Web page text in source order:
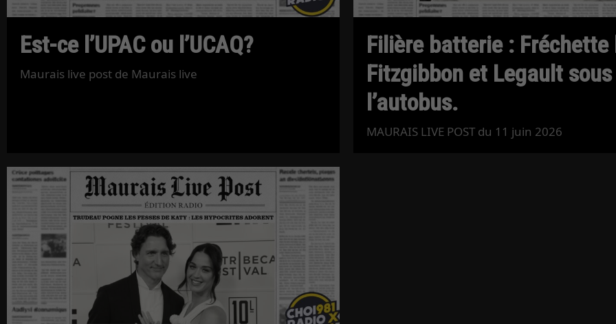
Est-ce l’UPAC ou l’UCAQ?
Maurais live post de Maurais live
Filière batterie : Fréchette
Fitzgibbon et Legault sous
l’autobus.
MAURAIS LIVE POST du 11 juin 2026